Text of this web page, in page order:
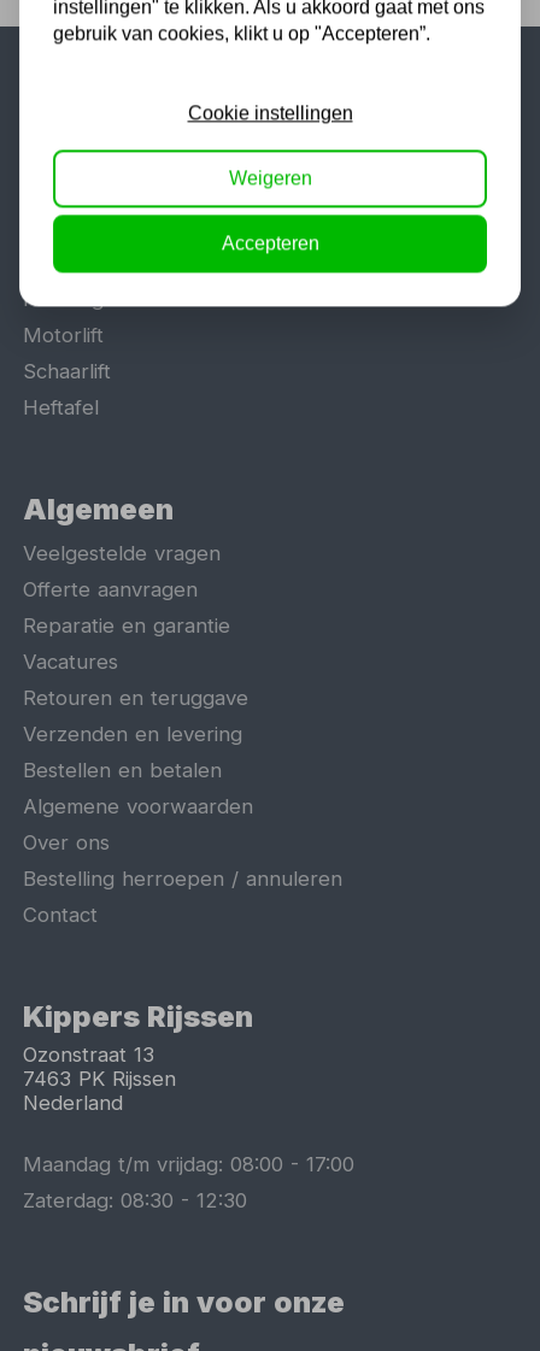
Populaire categorieën
Werkplaatsinrichting
Tig lasapparaat
Aggregaat
Hefbrug
Motorlift
Schaarlift
Heftafel
Algemeen
Veelgestelde vragen
Offerte aanvragen
Reparatie en garantie
Vacatures
Retouren en teruggave
Verzenden en levering
Bestellen en betalen
Algemene voorwaarden
Over ons
Bestelling herroepen / annuleren
Contact
Kippers Rijssen
Ozonstraat 13
7463 PK Rijssen
Nederland
Maandag t/m vrijdag:08:00 -17:00
Zaterdag:08:30 -12:30
Schrijf je in voor onze
instellingen" te klikken. Als u akkoord gaat met ons
gebruik van cookies, klikt u op "Accepteren”.
Cookie instellingen
Weigeren
Accepteren